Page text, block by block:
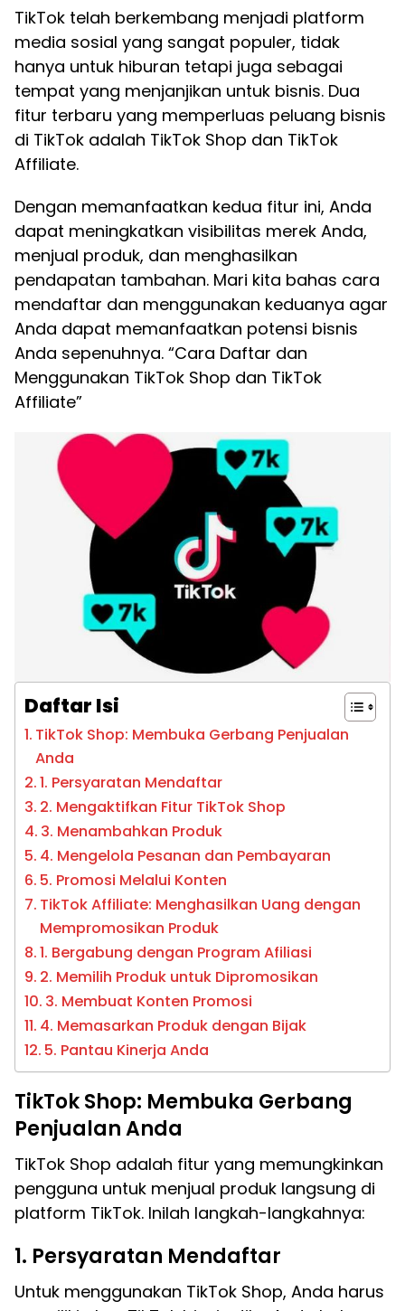
TikTok telah berkembang menjadi platform
media sosial yang sangat populer, tidak
hanya untuk hiburan tetapi juga sebagai
tempat yang menjanjikan untuk bisnis. Dua
fitur terbaru yang memperluas peluang bisnis
di TikTok adalah TikTok Shop dan TikTok
Affiliate.
Dengan memanfaatkan kedua fitur ini, Anda
dapat meningkatkan visibilitas merek Anda,
menjual produk, dan menghasilkan
pendapatan tambahan. Mari kita bahas cara
mendaftar dan menggunakan keduanya agar
Anda dapat memanfaatkan potensi bisnis
Anda sepenuhnya. “Cara Daftar dan
Menggunakan TikTok Shop dan TikTok
Affiliate”
Daftar Isi
TikTok Shop: Membuka Gerbang Penjualan
Anda
1. Persyaratan Mendaftar
2. Mengaktifkan Fitur TikTok Shop
3. Menambahkan Produk
4. Mengelola Pesanan dan Pembayaran
5. Promosi Melalui Konten
TikTok Affiliate: Menghasilkan Uang dengan
Mempromosikan Produk
1. Bergabung dengan Program Afiliasi
2. Memilih Produk untuk Dipromosikan
3. Membuat Konten Promosi
4. Memasarkan Produk dengan Bijak
5. Pantau Kinerja Anda
TikTok Shop: Membuka Gerbang
Penjualan Anda
TikTok Shop adalah fitur yang memungkinkan
pengguna untuk menjual produk langsung di
platform TikTok. Inilah langkah-langkahnya:
1. Persyaratan Mendaftar
Untuk menggunakan TikTok Shop, Anda harus